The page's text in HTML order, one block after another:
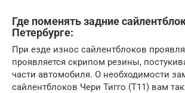
Где поменять задние
Петербурге:
При езде износ сайлентблоков
проявляется скрипом резины,
части автомобиля. О необходимости
сайлентблоков Чери Тигго (Т11) вам